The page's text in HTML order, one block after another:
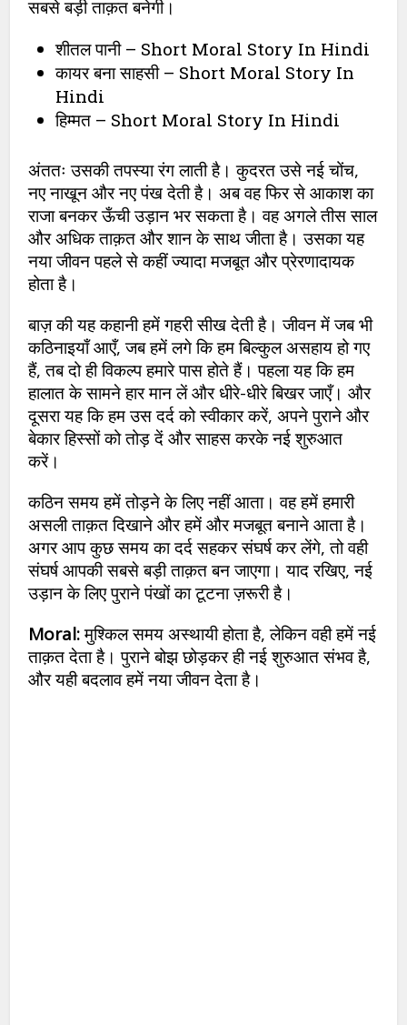
सबसे बड़ी ताक़त बनेगी।
शीतल पानी – Short Moral Story In Hindi
कायर बना साहसी – Short Moral Story In
Hindi
हिम्मत – Short Moral Story In Hindi
अंततः उसकी तपस्या रंग लाती है। कुदरत उसे नई चोंच,
नए नाखून और नए पंख देती है। अब वह फिर से आकाश का
राजा बनकर ऊँची उड़ान भर सकता है। वह अगले तीस साल
और अधिक ताक़त और शान के साथ जीता है। उसका यह
नया जीवन पहले से कहीं ज्यादा मजबूत और प्रेरणादायक
होता है।
बाज़ की यह कहानी हमें गहरी सीख देती है। जीवन में जब भी
कठिनाइयाँ आएँ, जब हमें लगे कि हम बिल्कुल असहाय हो गए
हैं, तब दो ही विकल्प हमारे पास होते हैं। पहला यह कि हम
हालात के सामने हार मान लें और धीरे-धीरे बिखर जाएँ। और
दूसरा यह कि हम उस दर्द को स्वीकार करें, अपने पुराने और
बेकार हिस्सों को तोड़ दें और साहस करके नई शुरुआत
करें।
कठिन समय हमें तोड़ने के लिए नहीं आता। वह हमें हमारी
असली ताक़त दिखाने और हमें और मजबूत बनाने आता है।
अगर आप कुछ समय का दर्द सहकर संघर्ष कर लेंगे, तो वही
संघर्ष आपकी सबसे बड़ी ताक़त बन जाएगा। याद रखिए, नई
उड़ान के लिए पुराने पंखों का टूटना ज़रूरी है।
Moral:मुश्किल समय अस्थायी होता है, लेकिन वही हमें नई
ताक़त देता है। पुराने बोझ छोड़कर ही नई शुरुआत संभव है,
और यही बदलाव हमें नया जीवन देता है।